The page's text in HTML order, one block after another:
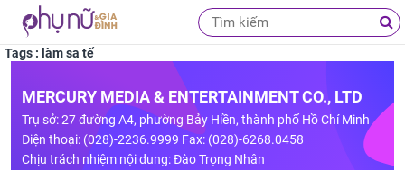
Tags : làm sa tế
MERCURY MEDIA & ENTERTAINMENT CO., LTD
Trụ sở: 27 đường A4, phường Bảy Hiền, thành phố Hồ Chí Minh
Điện thoại: (028)-2236.9999 Fax: (028)-6268.0458
Chịu trách nhiệm nội dung: Đào Trọng Nhân